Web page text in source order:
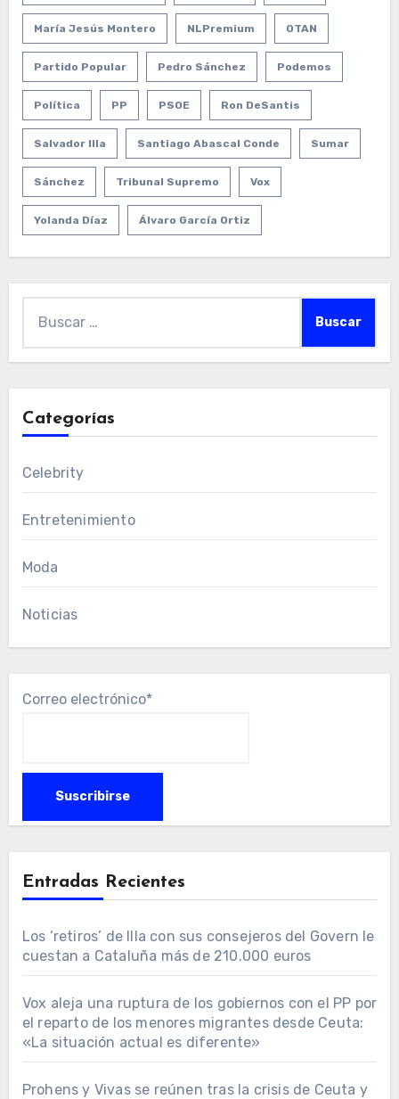
María Jesús Montero NLPremium OTAN
Partido Popular Pedro Sánchez Podemos
Política PP PSOE Ron DeSantis
Salvador Illa Santiago Abascal Conde Sumar
Sánchez Tribunal Supremo Vox
Yolanda Díaz Álvaro García Ortiz
Categorías
Celebrity
Entretenimiento
Moda
Noticias
Correo electrónico*
Entradas Recientes
Los ‘retiros’ de Illa con sus consejeros del Govern le
cuestan a Cataluña más de 210.000 euros
Vox aleja una ruptura de los gobiernos con el PP por
el reparto de los menores migrantes desde Ceuta:
«La situación actual es diferente»
Prohens y Vivas se reúnen tras la crisis de Ceuta y